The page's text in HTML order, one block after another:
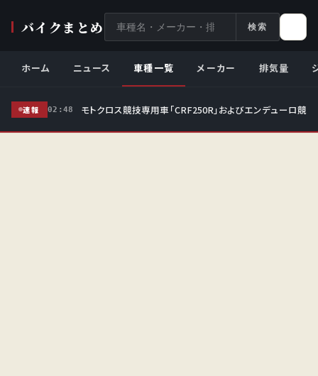
バイクまとめ
イ
内
索
検索
ホーム ニュース 車種一覧 メーカー 排気量
速報 02:48 モトクロス競技専用車「CRF250R」およびエンデューロ競